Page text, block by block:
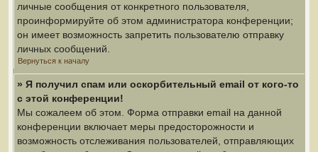
личные сообщения от конкретного пользователя,
проинформируйте об этом администратора конференции;
он имеет возможность запретить пользователю отправку
личных сообщений.
Вернуться к началу
» Я получил спам или оскорбительный email от кого-то
с этой конференции!
Мы сожалеем об этом. Форма отправки email на данной
конференции включает меры предосторожности и
возможность отслеживания пользователей, отправляющих